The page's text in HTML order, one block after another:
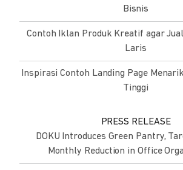
Bisnis
Contoh Iklan Produk Kreatif agar
Laris
Inspirasi Contoh Landing Page
Tinggi
PRESS RELEASE
DOKU Introduces Green Pantry,
Monthly Reduction in Office